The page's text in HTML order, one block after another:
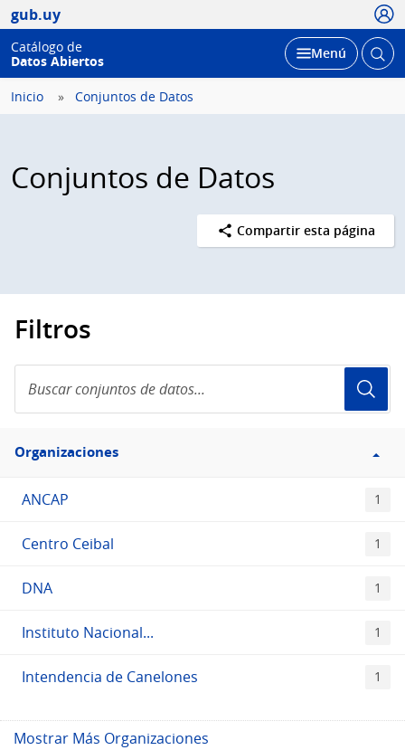
gub.uy
Catálogo de
Datos Abiertos
Desplegar
Menú Abrir
Inicio Conjuntos de Datos
Conjuntos de Datos
Compartir esta página
Filtros
conjuntos
de
Filtro
Organizaciones
Organizaciones
ANCAP 1
Centro Ceibal 1
DNA 1
Instituto Nacional... 1
Intendencia de Canelones 1
Mostrar Más Organizaciones